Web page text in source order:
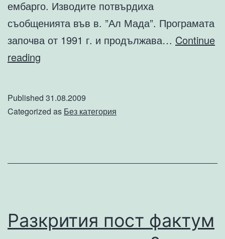
ембарго. Изводите потвърдиха
съобщенията във в. ”Ал Мада”. Програмата
започва от 1991 г. и продължава… Continue
reading
Published 31.08.2009
Categorized as Без категория
Разкрития пост фактум